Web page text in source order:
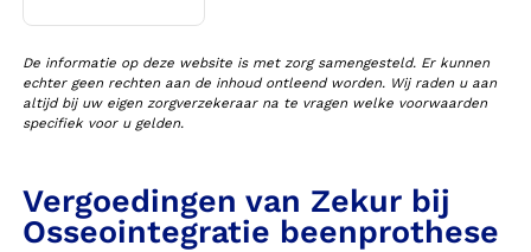
De informatie op deze website is met zorg samengesteld. Er kunnen
echter geen rechten aan de inhoud ontleend worden. Wij raden u aan
altijd bij uw eigen zorgverzekeraar na te vragen welke voorwaarden
specifiek voor u gelden.
Vergoedingen van Zekur bij
Osseointegratie beenprothese